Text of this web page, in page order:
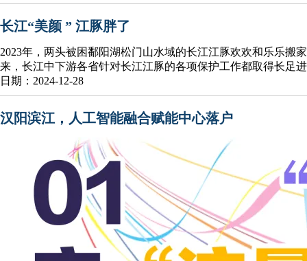
长江“美颜 ” 江豚胖了
2023年，两头被困鄱阳湖松门山水域的长江江豚欢欢和乐乐搬
来，长江中下游各省针对长江江豚的各项保护工作都取得长足
日期：2024-12-28
汉阳滨江，人工智能融合赋能中心落户